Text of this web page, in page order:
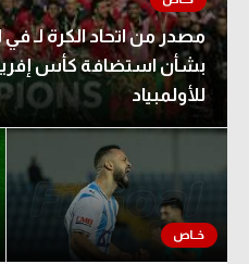
مصدر من اتحاد الكرة لـ
للأولمبياد